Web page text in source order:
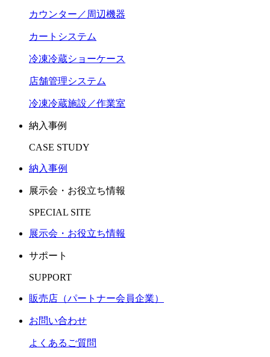
カウンター／周辺機器
カートシステム
冷凍冷蔵ショーケース
店舗管理システム
冷凍冷蔵施設／作業室
納入事例
CASE STUDY
納入事例
展示会・お役立ち情報
SPECIAL SITE
展示会・お役立ち情報
サポート
SUPPORT
販売店（パートナー会員企業）
お問い合わせ
よくあるご質問